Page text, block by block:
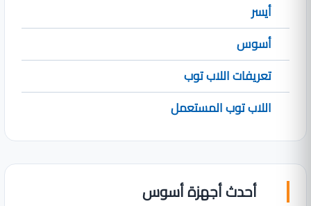
أيسر
أسوس
تعريفات اللاب توب
اللاب توب المستعمل
أحدث أجهزة أسوس